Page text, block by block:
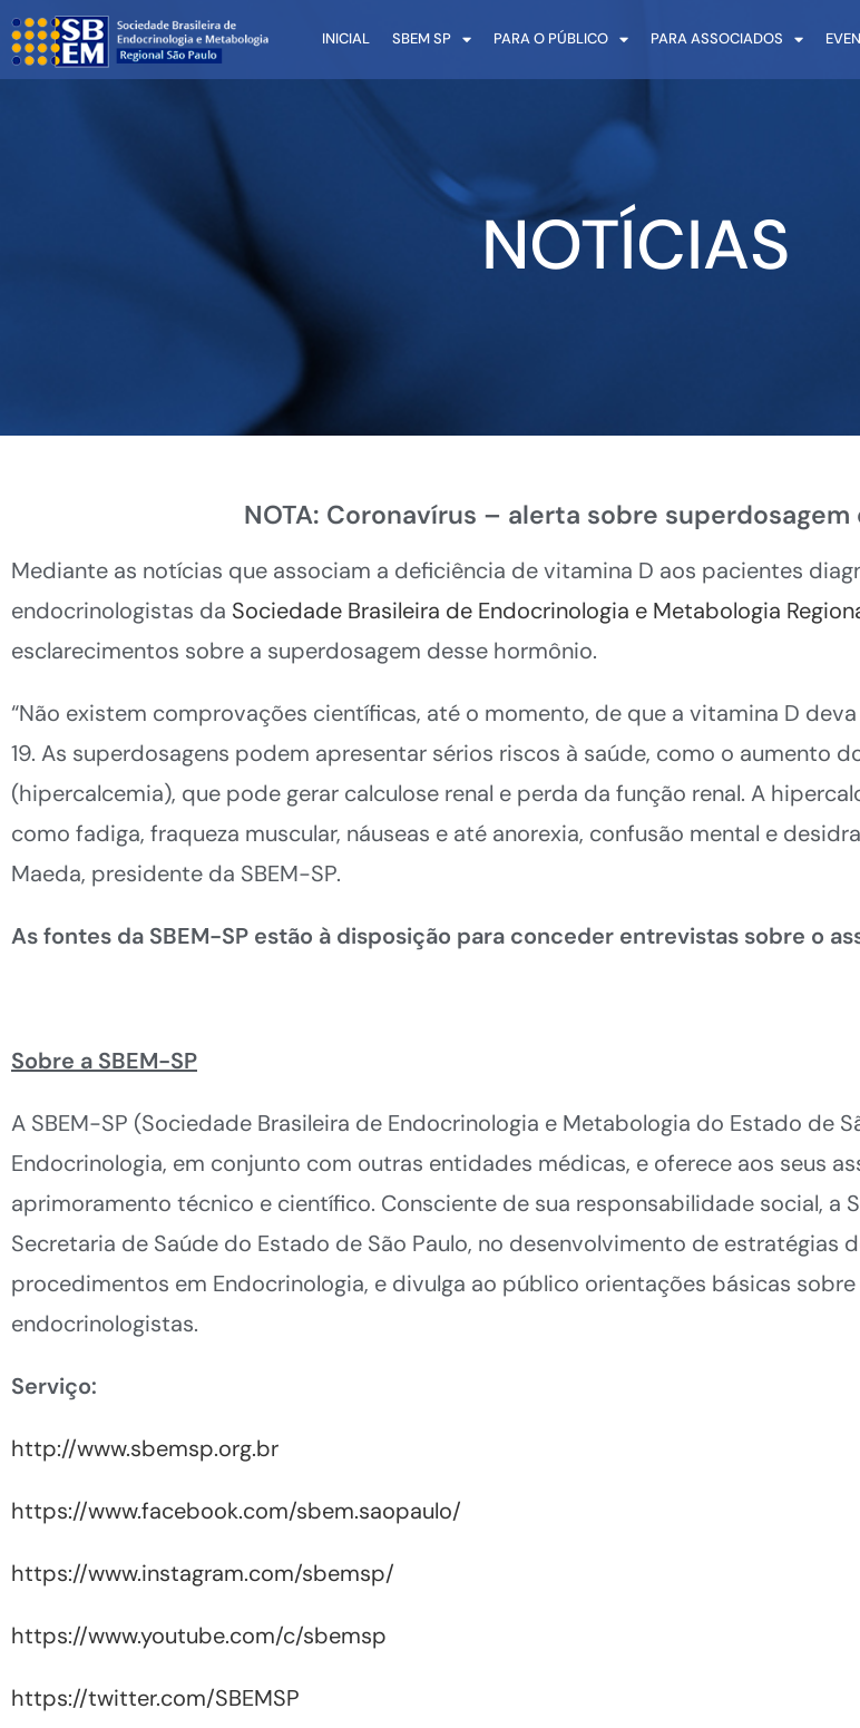
INICIAL SBEM SP PARA O PÚBLICO PARA ASSOCIADOS
NOTÍCIAS
NOTA: Coronavírus – alerta sobre
Mediante as notícias que associam a deficiência de vitamina D aos pacientes
endocrinologistas da Sociedade Brasileira de Endocrinologia e Metabologia
esclarecimentos sobre a superdosagem desse hormônio.
“Não existem comprovações científicas, até o momento, de que a vitamina D
19. As superdosagens podem apresentar sérios riscos à saúde, como o aumento
(hipercalcemia), que pode gerar calculose renal e perda da função renal. A
como fadiga, fraqueza muscular, náuseas e até anorexia, confusão mental e
Maeda, presidente da SBEM-SP.
As fontes da SBEM-SP estão à disposição para conceder entrevistas sobre o
Sobre a SBEM-SP
A SBEM-SP (Sociedade Brasileira de Endocrinologia e Metabologia do Estado de
Endocrinologia, em conjunto com outras entidades médicas, e oferece aos seus
aprimoramento técnico e científico. Consciente de sua responsabilidade social, a
Secretaria de Saúde do Estado de São Paulo, no desenvolvimento de estratégias
procedimentos em Endocrinologia, e divulga ao público orientações básicas
endocrinologistas.
Serviço:
http://www.sbemsp.org.br
https://www.facebook.com/sbem.saopaulo/
https://www.instagram.com/sbemsp/
https://www.youtube.com/c/sbemsp
https://twitter.com/SBEMSP